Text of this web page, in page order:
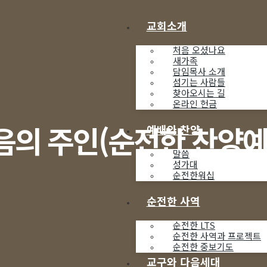
교회소개
처음 오셨나요
새가족
담임목사 소개
섬기는 사람들
찾아오시는 길
온라인 헌금
예배와 찬양
말씀
성가대
순전한워십
순전한 사역
순전한 LTS
순전한 사역과 프로젝트
순전한 중보기도
교구와 다음세대
의 주인(순전한 찬양